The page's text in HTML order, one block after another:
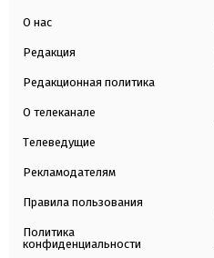
О нас
Редакция
Редакционная политика
О телеканале
Телеведущие
Рекламодателям
Правила пользования
Политика
конфиденциальности